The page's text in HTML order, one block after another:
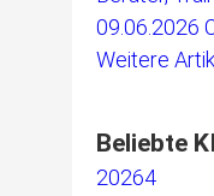
09.06.2026
Weitere
Beliebte
20264